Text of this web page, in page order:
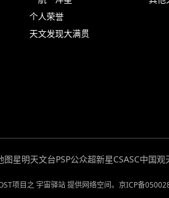
个人荣誉
天文发现大满贯
图星明天文台PSP公众超新星CSASC中国观
项目之 宇宙驿站 提供网络空间。 京ICP备